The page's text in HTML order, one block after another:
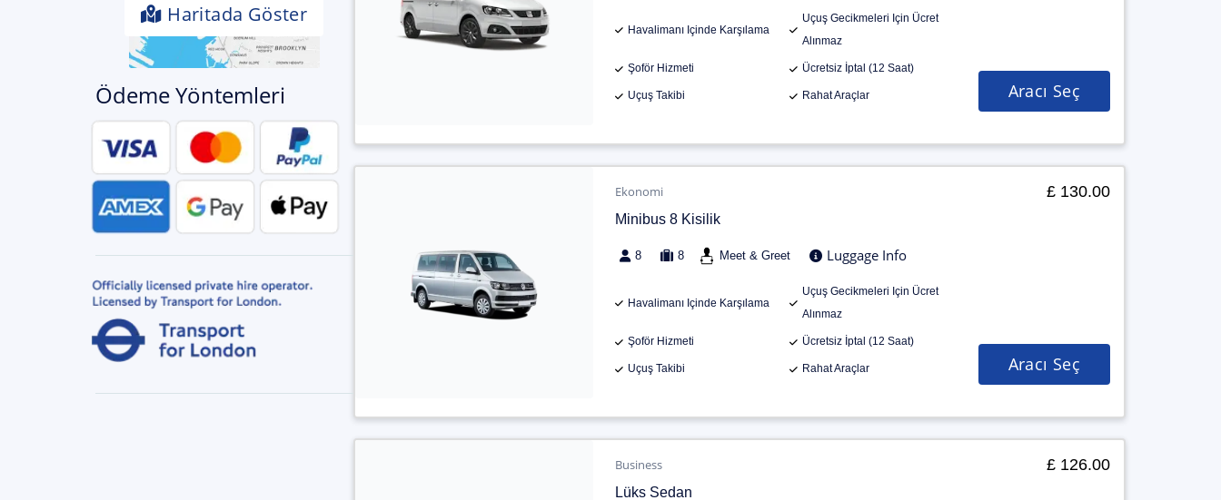
Haritada Göster
Ödeme Yöntemleri
Havalimanı Içinde Karşılama
Uçuş Gecikmeleri Için Ücret
Alınmaz
Şoför Hizmeti Ücretsiz İptal (12 Saat)
Uçuş Takibi Rahat Araçlar Aracı Seç
Ekonomi
Minibus 8 Kisilik
8 8 Meet & Greet Luggage Info
Havalimanı Içinde Karşılama
Uçuş Gecikmeleri Için Ücret
Alınmaz
Şoför Hizmeti Ücretsiz İptal (12 Saat)
Uçuş Takibi Rahat Araçlar
£ 130.00
Aracı Seç
Business
Lüks Sedan
£ 126.00